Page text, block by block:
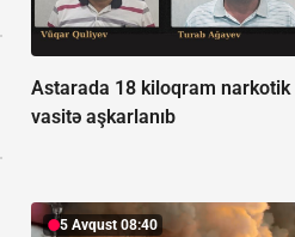
Astarada 18 kiloqram narkotik
vasitə aşkarlanıb
5 Avqust 08:40